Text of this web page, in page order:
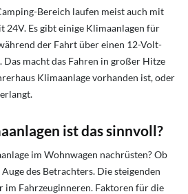
Bereich laufen meist auch mit
24V. Es gibt einige Klimaanlagen für
der Fahrt über einen 12-Volt-
Das macht das Fahren in großer Hitze
Klimaanlage vorhanden ist, oder
ist das sinnvoll?
im Wohnwagen nachrüsten? Ob
des Betrachters. Die steigenden
im Fahrzeuginneren. Faktoren für die